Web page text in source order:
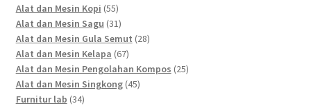
Alat dan Mesin Kopi 5555
products
Alat dan Mesin Sagu 3131
products
Alat dan Mesin Gula Semut 2828
Alat dan Mesin Kelapa 6767
products
Alat dan Mesin Pengolahan Kompos 2525
Alat dan Mesin Singkong 4545
Furnitur lab 3434